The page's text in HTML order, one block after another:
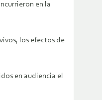
en la
los efectos de
en audiencia el